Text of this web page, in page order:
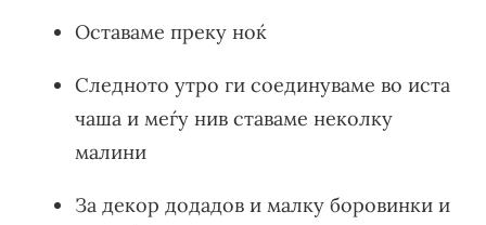
Оставаме преку ноќ
Следното утро ги соединуваме во иста
чаша и меѓу нив ставаме неколку
малини
За декор додадов и малку боровинки и